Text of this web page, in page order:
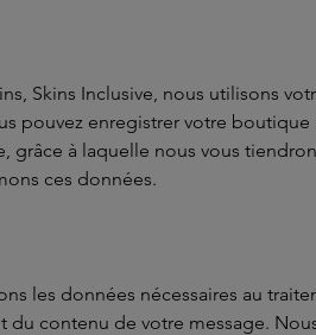
Skins Inclusive, nous utilisons
enregistrer votre boutique
grâce à laquelle nous vous
ces données.
les données nécessaires au
contenu de votre message.